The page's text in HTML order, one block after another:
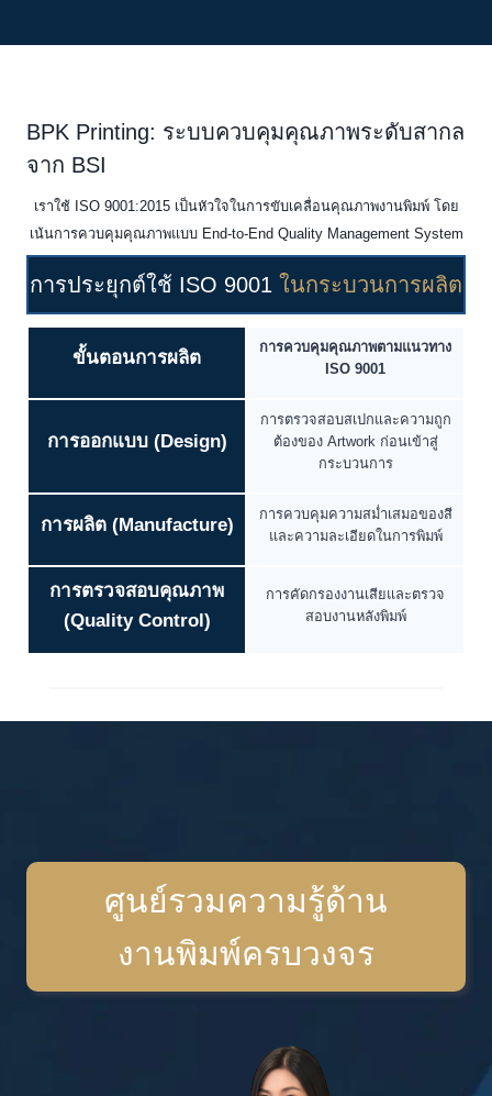
BPK Printing: ระบบควบคุมคุณภาพระดับสากล
จาก BSI
เราใช้ ISO 9001:2015 เป็นหัวใจในการขับเคลื่อนคุณภาพงานพิมพ์ โดย
เน้นการควบคุมคุณภาพแบบ End-to-End Quality Management System
การประยุกต์ใช้ ISO 9001 ในกระบวนการผลิต
ขั้นตอนการผลิต
การควบคุมคุณภาพตามแนวทาง
ISO 9001
การออกแบบ (Design)
การตรวจสอบสเปกและความถูก
ต้องของ Artwork ก่อนเข้าสู่
กระบวนการ
การผลิต (Manufacture)
การควบคุมความสม่ำเสมอของสี
และความละเอียดในการพิมพ์
การตรวจสอบคุณภาพ
(Quality Control)
การคัดกรองงานเสียและตรวจ
สอบงานหลังพิมพ์
ศูนย์รวมความรู้ด้าน
งานพิมพ์ครบวงจร